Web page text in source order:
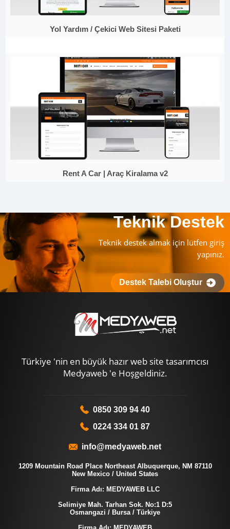
Yol Yardım / Çekici Web Sitesi Paketi
Rent A Car | Araç Kiralama v2
Teknik Destek
Teknik destek almak için lütfen giriş
yapınız.
Destek Talebi Oluştur
Türkiye 'nin en büyük hazır web site tasarımcısı
Medyaweb 'e Hoşgeldiniz.
0850 309 94 40
0224 334 01 87
info@medyaweb.net
1209 Mountain Road Place Northeast Albuquerque, NM 87110
New Mexico / United States
Firma Adı: MEDYAWEB LLC
Selimiye Mah. Tarhan Sok. No:1 D:5
Osmangazi / Bursa / Türkiye